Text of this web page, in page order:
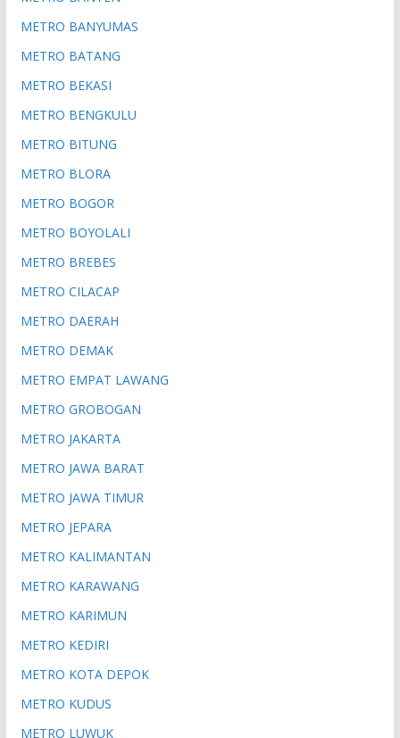
METRO BANYUMAS
METRO BATANG
METRO BEKASI
METRO BENGKULU
METRO BITUNG
METRO BLORA
METRO BOGOR
METRO BOYOLALI
METRO BREBES
METRO CILACAP
METRO DAERAH
METRO DEMAK
METRO EMPAT LAWANG
METRO GROBOGAN
METRO JAKARTA
METRO JAWA BARAT
METRO JAWA TIMUR
METRO JEPARA
METRO KALIMANTAN
METRO KARAWANG
METRO KARIMUN
METRO KEDIRI
METRO KOTA DEPOK
METRO KUDUS
METRO LUWUK